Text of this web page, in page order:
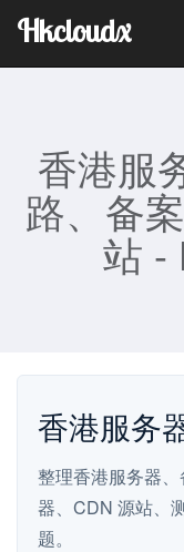
Hkcloudx
香港服
路、备
站 -
香港服务
整理香港服务器
器、CDN 源站、
题。